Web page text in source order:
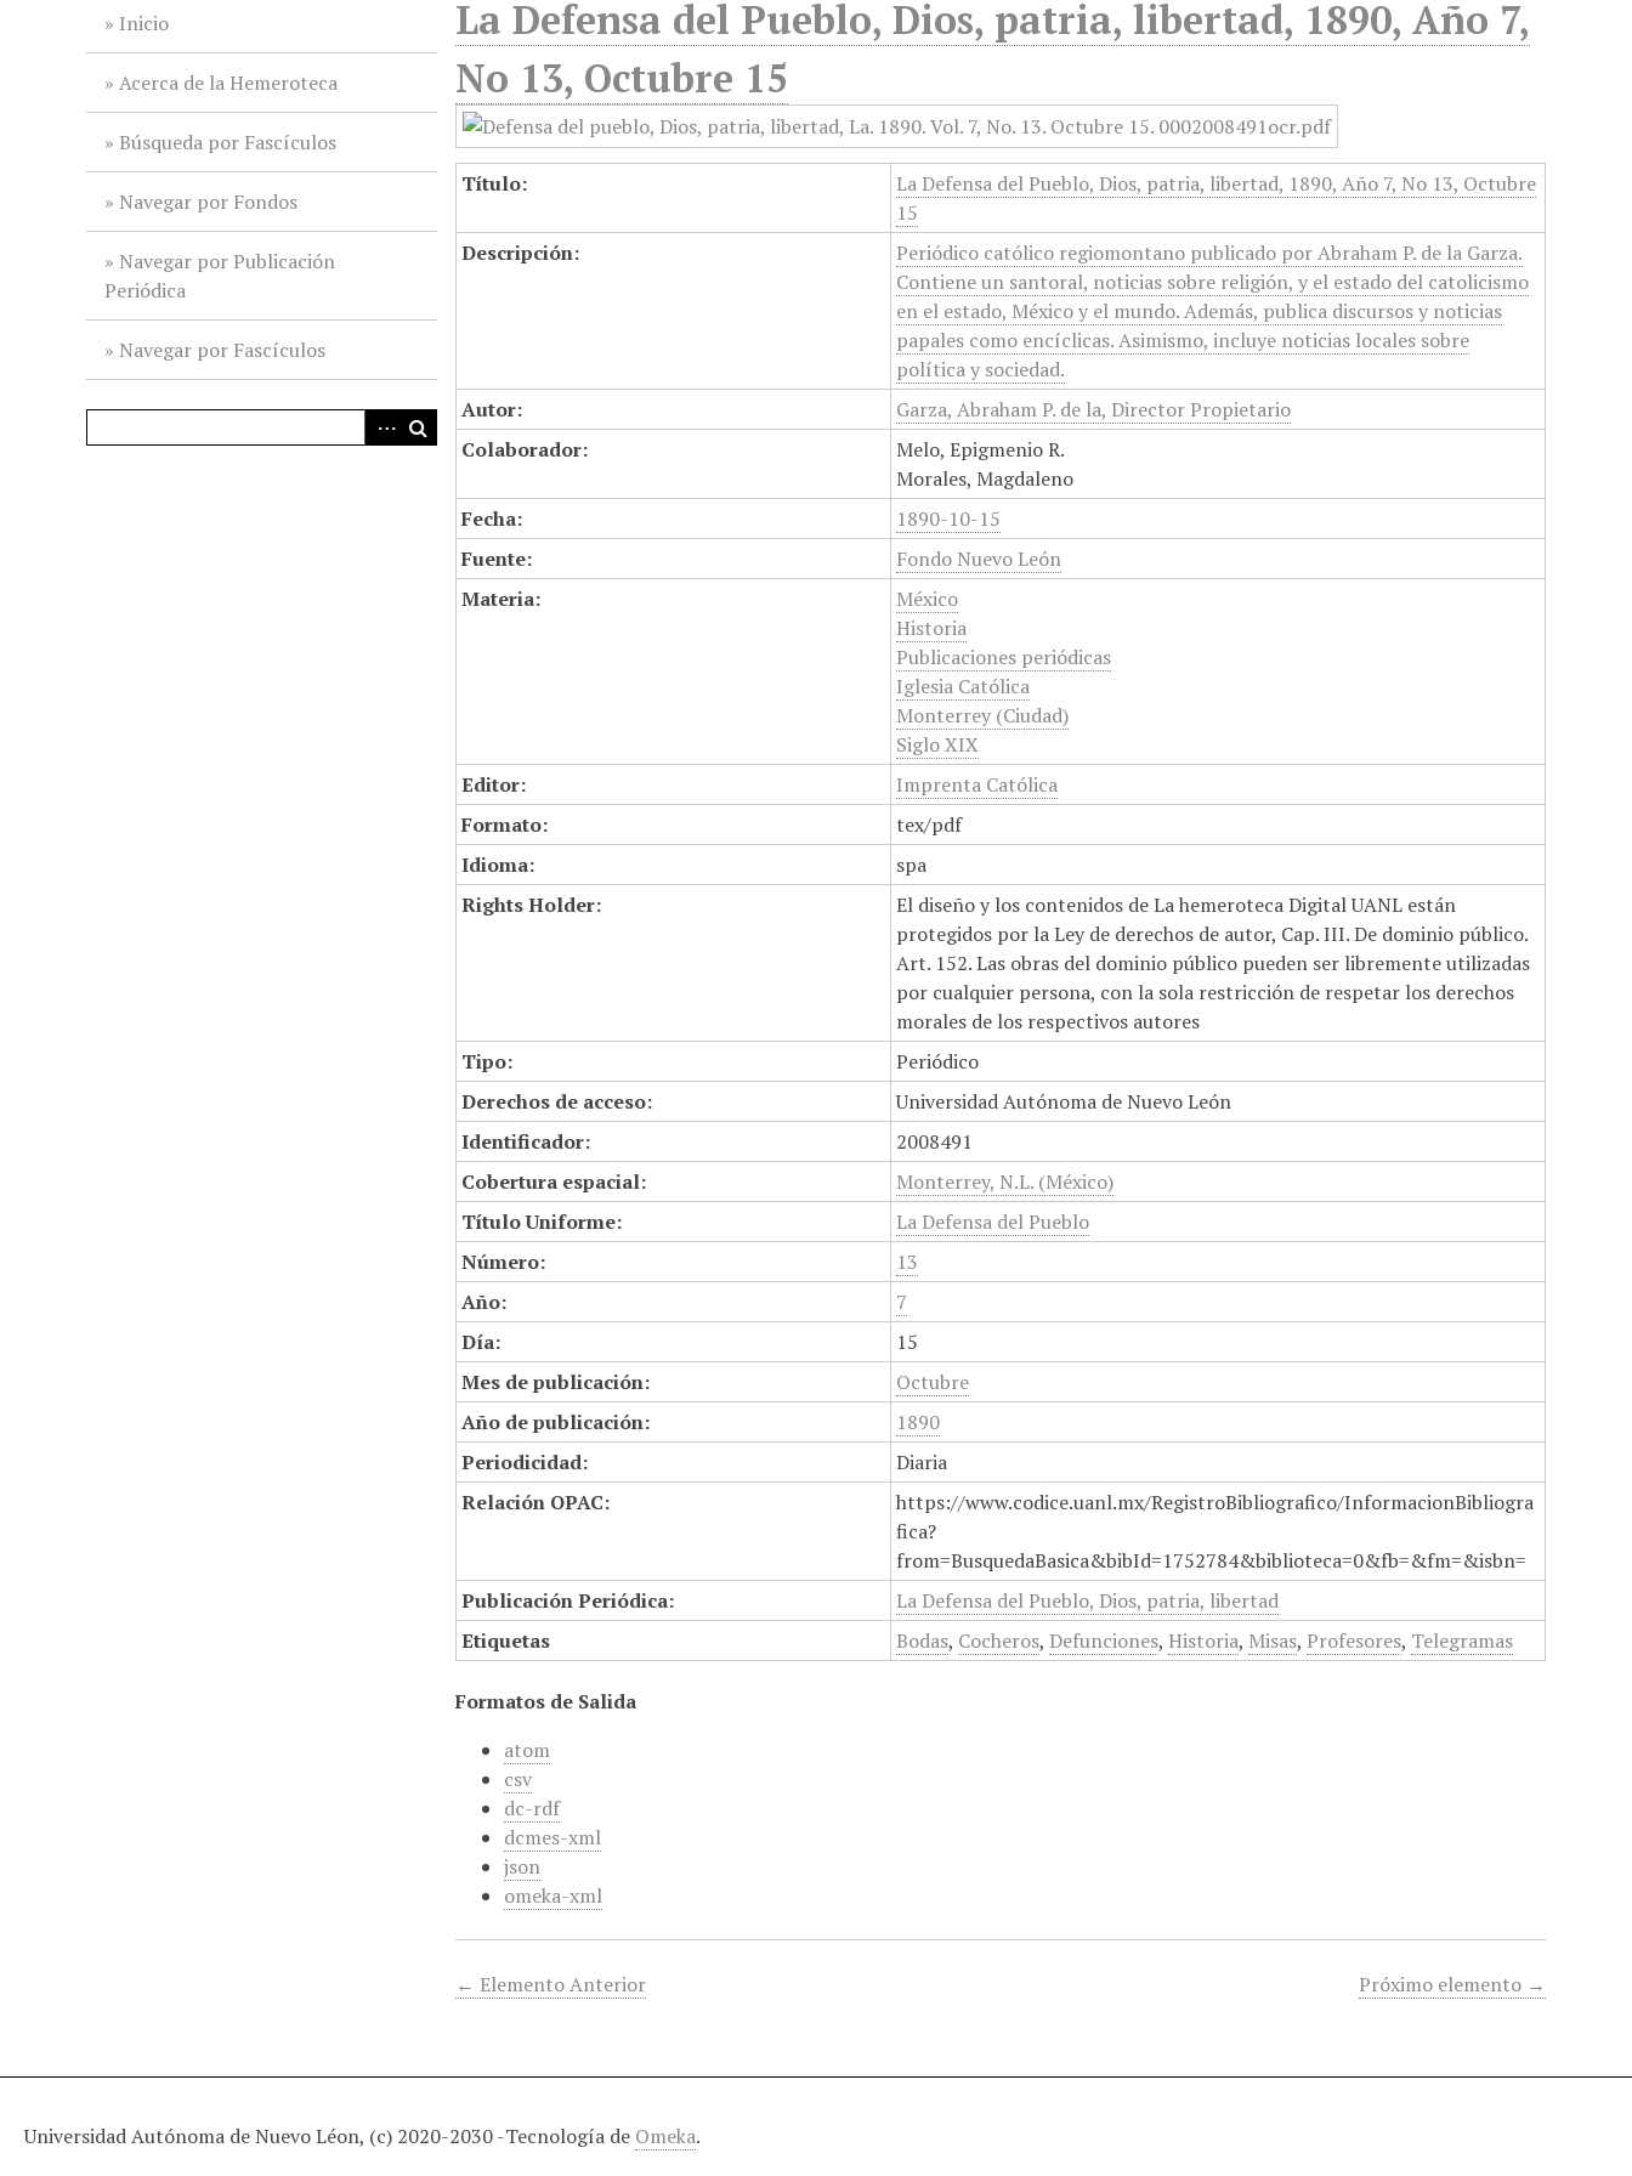
Inicio
Acerca de la Hemeroteca
Búsqueda por Fascículos
Navegar por Fondos
Navegar por Publicación
Periódica
Navegar por Fascículos
La Defensa del Pueblo, Dios, patria, libertad, 1890, Año 7,
No 13, Octubre 15
Título:
La Defensa del Pueblo, Dios, patria, libertad, 1890, Año 7, No 13, Octubre
15
Descripción:
Periódico católico regiomontano publicado por Abraham P. de la Garza.
Contiene un santoral, noticias sobre religión, y el estado del catolicismo
en el estado, México y el mundo. Además, publica discursos y noticias
papales como encíclicas. Asimismo, incluye noticias locales sobre
política y sociedad.
Autor:
Garza, Abraham P. de la, Director Propietario
Colaborador:
Melo, Epigmenio R.
Morales, Magdaleno
Fecha:
1890-10-15
Fuente:
Fondo Nuevo León
Materia:
México
Historia
Publicaciones periódicas
Iglesia Católica
Monterrey (Ciudad)
Siglo XIX
Editor:
Imprenta Católica
Formato:
tex/pdf
Idioma:
spa
Rights Holder:
El diseño y los contenidos de La hemeroteca Digital UANL están
protegidos por la Ley de derechos de autor, Cap. III. De dominio público.
Art. 152. Las obras del dominio público pueden ser libremente utilizadas
por cualquier persona, con la sola restricción de respetar los derechos
morales de los respectivos autores
Tipo:
Periódico
Derechos de acceso:
Universidad Autónoma de Nuevo León
Identificador:
2008491
Cobertura espacial:
Monterrey, N.L. (México)
Título Uniforme:
La Defensa del Pueblo
Número:
13
Año:
7
Día:
15
Mes de publicación:
Octubre
Año de publicación:
1890
Periodicidad:
Diaria
Relación OPAC:
https://www.codice.uanl.mx/RegistroBibliografico/InformacionBibliogra
fica?
from=BusquedaBasica&bibId=1752784&biblioteca=0&fb=&fm=&isbn=
Publicación Periódica:
La Defensa del Pueblo, Dios, patria, libertad
Etiquetas
Bodas, Cocheros, Defunciones, Historia, Misas, Profesores, Telegramas
Formatos de Salida
atom
csv
dc-rdf
dcmes-xml
json
omeka-xml
← Elemento Anterior Próximo elemento →
Universidad Autónoma de Nuevo Léon, (c) 2020-2030 -Tecnología de Omeka.